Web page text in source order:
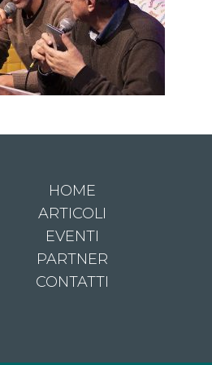
HOME
ARTICOLI
EVENTI
PARTNER
CONTATTI